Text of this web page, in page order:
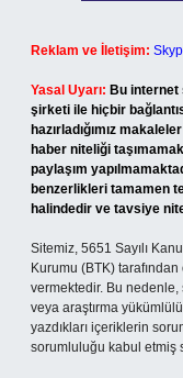
Reklam ve İletişim:
Yasal Uyarı: Bu internet
şirketi ile hiçbir
hazırladığımız
haber niteliği
paylaşım
benzerlikleri tamamen
halindedir ve tavsiye
Sitemiz, 5651 Sayılı
Kurumu (BTK)
vermektedir. Bu
veya araştırma
yazdıkları içeriklerin
sorumluluğu kabul etmiş